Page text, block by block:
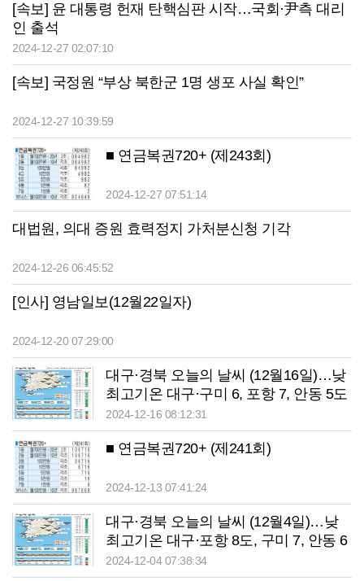
[속보] 윤 대통령 헌재 탄핵심판 시작…국회·尹측 대리
인 출석
2024-12-27 02:07:10
[속보] 국정원 “부상 북한군 1명 생포 사실 확인”
2024-12-27 10:39:59
■ 연금복권720+ (제243회)
2024-12-27 07:51:14
대법원, 의대 증원 효력정지 가처분신청 기각
2024-12-26 06:45:52
[인사] 영남일보(12월22일자)
2024-12-20 07:29:00
대구·경북 오늘의 날씨 (12월16일)…낮
최고기온 대구·구미 6, 포항 7, 안동 5도
2024-12-16 08:12:31
■ 연금복권720+ (제241회)
2024-12-13 07:41:24
대구·경북 오늘의 날씨 (12월4일)…낮
최고기온 대구·포항 8도, 구미 7, 안동 6
도
2024-12-04 07:38:34